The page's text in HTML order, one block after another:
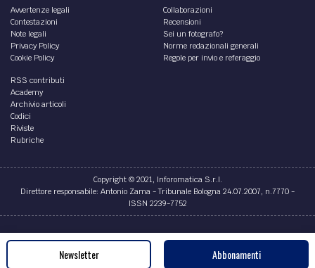
Avvertenze legali
Contestazioni
Note legali
Privacy Policy
Cookie Policy
Collaborazioni
Recensioni
Sei un fotografo?
Norme redazionali generali
Regole per invio e referaggio
RSS contributi
Academy
Archivio articoli
Codici
Riviste
Rubriche
Copyright © 2021, Inforomatica S.r.l.
Direttore responsabile: Antonio Zama - Tribunale Bologna 24.07.2007, n.7770 -
ISSN 2239-7752
Credits
Newsletter Abbonamenti